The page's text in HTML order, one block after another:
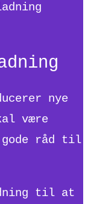
nye
være
gode råd til
til at